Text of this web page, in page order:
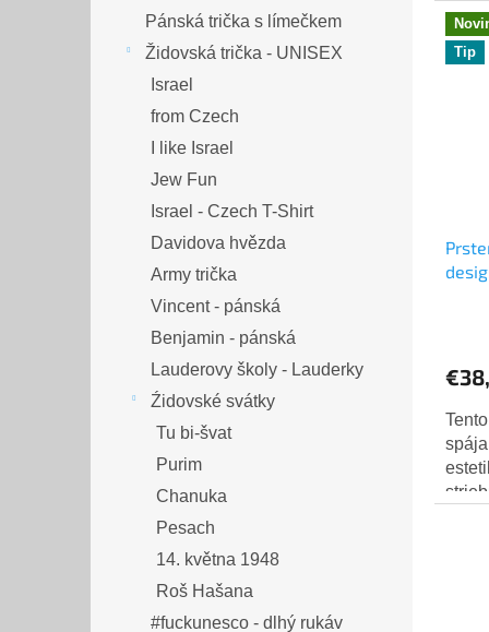
Pánská trička s límečkem
Židovská trička - UNISEX
Israel
from Czech
I like Israel
Jew Fun
Israel - Czech T-Shirt
Davidova hvězda
Army trička
Vincent - pánská
Benjamin - pánská
Lauderovy školy - Lauderky
Źidovské svátky
Tu bi-švat
Purim
Chanuka
Pesach
14. května 1948
Roš Hašana
#fuckunesco - dlhý rukáv
Tip